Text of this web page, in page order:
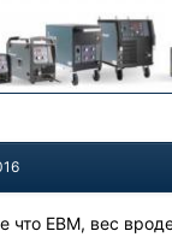
что ЕВМ, вес